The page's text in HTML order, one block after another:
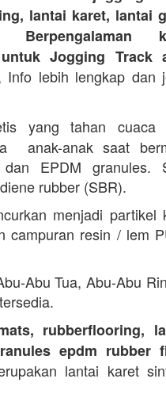
lantai karet, lantai
Jogging Track
Info lebih lengkap dan
yang tahan cuaca
anak-anak saat
EPDM granules.
rubber (SBR).
menjadi partikel
campuran resin / lem
Abu Tua, Abu-Abu
rubberflooring,
epdm rubber
lantai karet